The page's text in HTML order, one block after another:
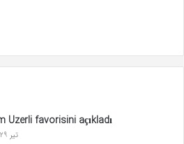
Uzerli favorisini açıkladı
تیر 29, 1399